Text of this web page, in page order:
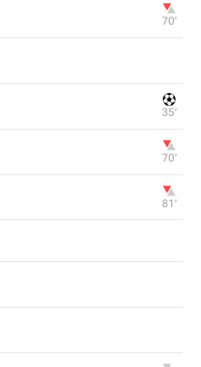
70‎’‎
35‎’‎
70‎’‎
81‎’‎